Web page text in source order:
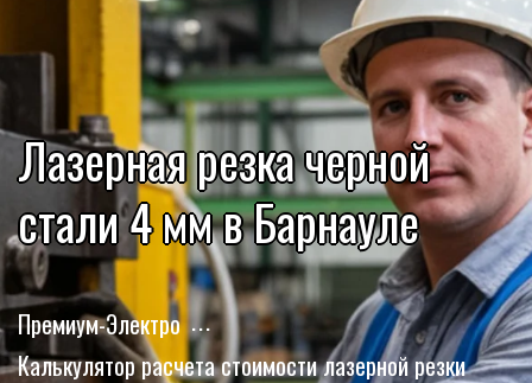
Лазерная резка черной
стали 4 мм в Барнауле
Премиум-Электро
Калькулятор расчета стоимости лазерной резки